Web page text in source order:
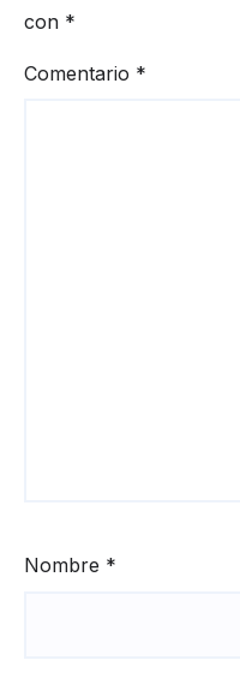
con *
Comentario *
Nombre *